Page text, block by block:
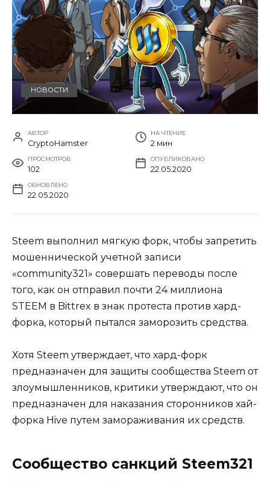
НОВОСТИ
АВТОР
CryptoHamster
НА ЧТЕНИЕ
2 мин
ПРОСМОТРОВ
102
ОПУБЛИКОВАНО
22.05.2020
ОБНОВЛЕНО
22.05.2020
Steem выполнил мягкую форк, чтобы запретить
мошеннической учетной записи
«community321» совершать переводы после
того, как он отправил почти 24 миллиона
STEEM в Bittrex в знак протеста против хард-
форка, который пытался заморозить средства.
Хотя Steem утверждает, что хард-форк
предназначен для защиты сообщества Steem от
злоумышленников, критики утверждают, что он
предназначен для наказания сторонников хай-
форка Hive путем замораживания их средств.
Сообщество санкций Steem321